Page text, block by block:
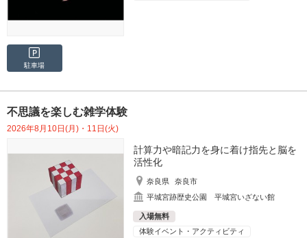
駐車場
不思議を楽しむ雑学体験
2026年8月10日(月)・11日(火)
計算力や暗記力を身に着け指先と脳を
活性化
奈良県
奈良市
平城宮跡歴史公園 平城宮いざない館
入場無料
体験イベント・アクティビティ